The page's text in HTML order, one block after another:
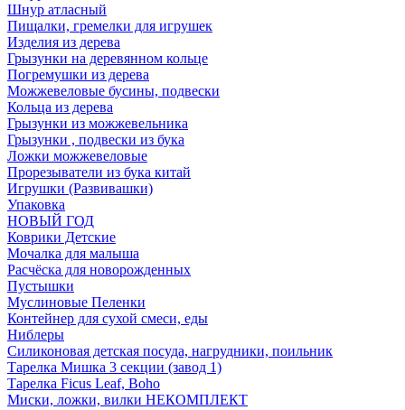
Шнур атласный
Пищалки, гремелки для игрушек
Изделия из дерева
Грызунки на деревянном кольце
Погремушки из дерева
Можжевеловые бусины, подвески
Кольца из дерева
Грызунки из можжевельника
Грызунки , подвески из бука
Ложки можжевеловые
Прорезыватели из бука китай
Игрушки (Развивашки)
Упаковка
НОВЫЙ ГОД
Коврики Детские
Мочалка для малыша
Расчёска для новорожденных
Пустышки
Муслиновые Пеленки
Контейнер для сухой смеси, еды
Ниблеры
Силиконовая детская посуда, нагрудники, поильник
Тарелка Мишка 3 секции (завод 1)
Тарелка Ficus Leaf, Boho
Миски, ложки, вилки НЕКОМПЛЕКТ